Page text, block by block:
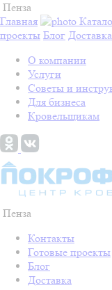
Пенза
Главная
проекты Блог Доставка
О компании
Услуги
Советы и
Для бизнеса
Кровельщикам
Пенза
Контакты
Готовые проекты
Блог
Доставка